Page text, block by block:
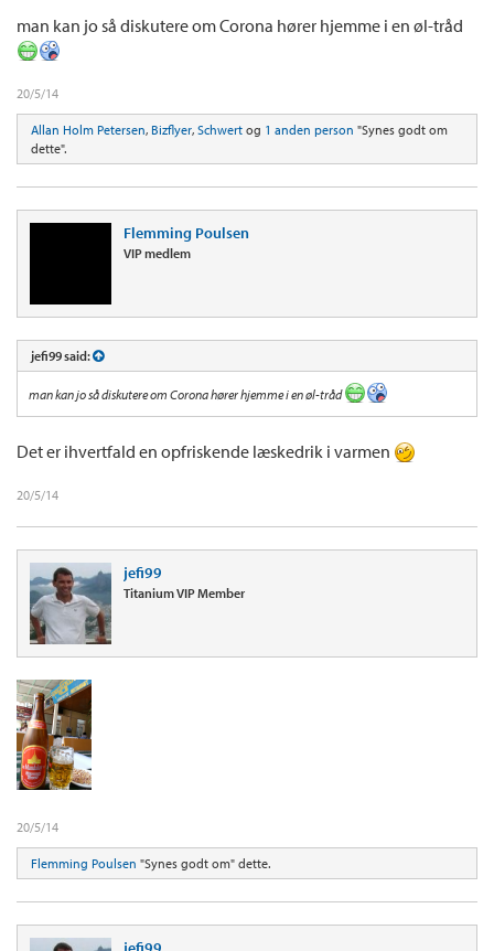
man kan jo så diskutere om Corona hører hjemme i en øl-tråd
20/5/14
Allan Holm Petersen, Bizflyer, Schwert og 1 anden person "Synes godt om
dette".
Flemming Poulsen
VIP medlem
jefi99 said:
man kan jo så diskutere om Corona hører hjemme i en øl-tråd
Det er ihvertfald en opfriskende læskedrik i varmen
20/5/14
jefi99
Titanium VIP Member
20/5/14
Flemming Poulsen "Synes godt om" dette.